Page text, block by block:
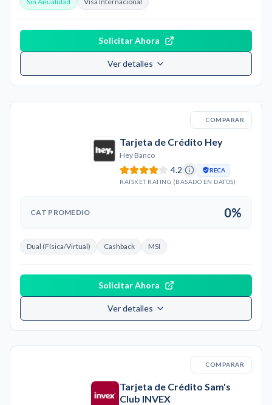
Solicitar Ahora
Ver detalles
COMPARAR
Tarjeta de Crédito Hey
Hey Banco
4.2
RECA
RAISKET RATING (BASADO EN DATOS)
CAT PROMEDIO 0%
Dual (Física/Virtual) Cashback MSI
Solicitar Ahora
Ver detalles
COMPARAR
Tarjeta de Crédito Sam's
Club INVEX